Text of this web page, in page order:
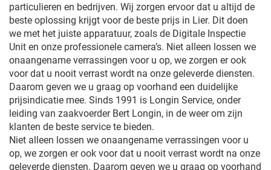
particulieren en bedrijven. Wij zorgen ervoor dat u altijd de
beste oplossing krijgt voor de beste prijs in Lier. Dit doen
we met het juiste apparatuur, zoals de Digitale Inspectie
Unit en onze professionele camera’s. Niet alleen lossen we
onaangename verrassingen voor u op, we zorgen er ook
voor dat u nooit verrast wordt na onze geleverde diensten.
Daarom geven we u graag op voorhand een duidelijke
prijsindicatie mee. Sinds 1991 is Longin Service, onder
leiding van zaakvoerder Bert Longin, in de weer om zijn
klanten de beste service te bieden.
Niet alleen lossen we onaangename verrassingen voor u
op, we zorgen er ook voor dat u nooit verrast wordt na onze
geleverde diensten. Daarom geven we u graag op voorhand